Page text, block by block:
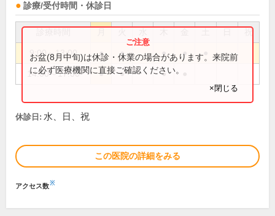
診療/受付時間・休診日
祝
9:00～13:00 ● ● ● ●
14:00～17:00 ● ● ●
お盆(8月中旬)は休診・休業の場合があります。来院前
に必ず医療機関に直接ご確認ください。
×閉じる
休診日: 水、日、祝
この医院の詳細をみる
アクセス数※